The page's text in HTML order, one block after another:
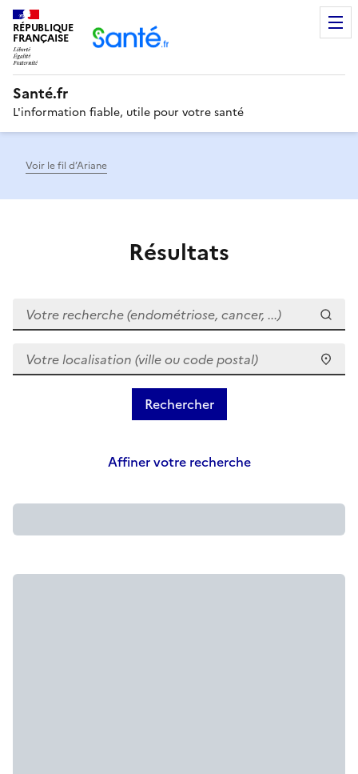
RÉPUBLIQUE
FRANÇAISE
Santé.fr
L'information fiable, utile pour votre santé
Voir le fil d’Ariane
Résultats
Votre recherche (endométriose, cancer, ...)
Votre localisation (ville ou code postal)
Affiner votre recherche